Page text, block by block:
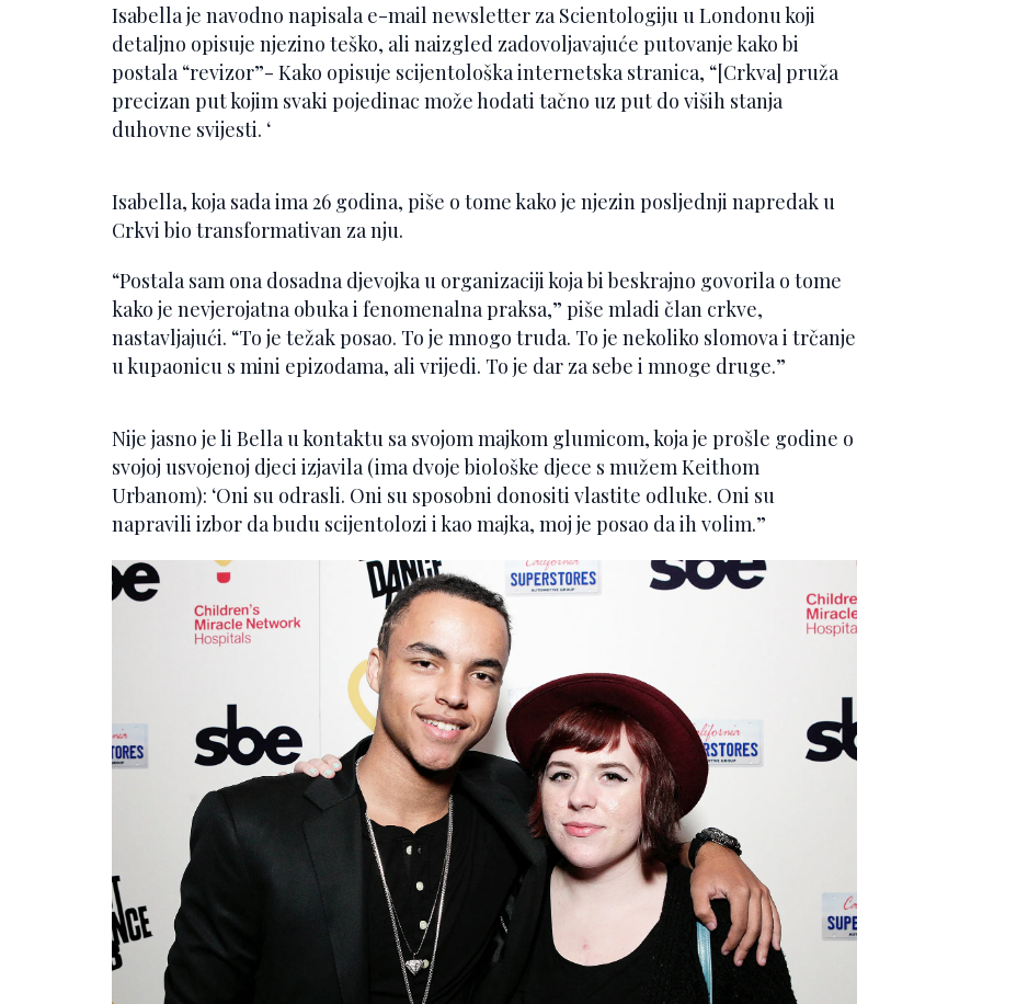
Isabella je navodno napisala e-mail newsletter za Scientologiju u Londonu koji
detaljno opisuje njezino teško, ali naizgled zadovoljavajuće putovanje kako bi
postala “revizor”- Kako opisuje scijentološka internetska stranica, “[Crkva] pruža
precizan put kojim svaki pojedinac može hodati tačno uz put do viših stanja
duhovne svijesti. ‘
Isabella, koja sada ima 26 godina, piše o tome kako je njezin posljednji napredak u
Crkvi bio transformativan za nju.
“Postala sam ona dosadna djevojka u organizaciji koja bi beskrajno govorila o tome
kako je nevjerojatna obuka i fenomenalna praksa,” piše mladi član crkve,
nastavljajući. “To je težak posao. To je mnogo truda. To je nekoliko slomova i trčanje
u kupaonicu s mini epizodama, ali vrijedi. To je dar za sebe i mnoge druge.”
Nije jasno je li Bella u kontaktu sa svojom majkom glumicom, koja je prošle godine o
svojoj usvojenoj djeci izjavila (ima dvoje biološke djece s mužem Keithom
Urbanom): ‘Oni su odrasli. Oni su sposobni donositi vlastite odluke. Oni su
napravili izbor da budu scijentolozi i kao majka, moj je posao da ih volim.”